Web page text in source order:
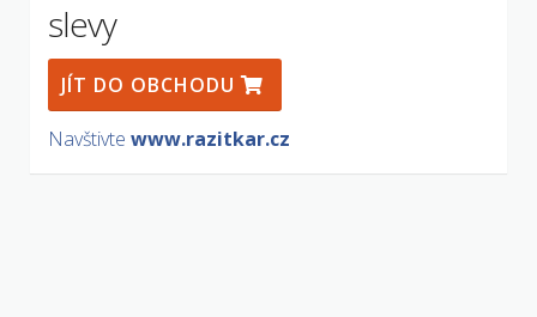
slevy
JÍT DO OBCHODU
Navštivte www.razitkar.cz